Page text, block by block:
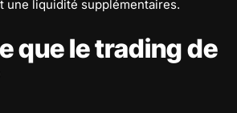
une liquidité supplémentaires.
que le trading de